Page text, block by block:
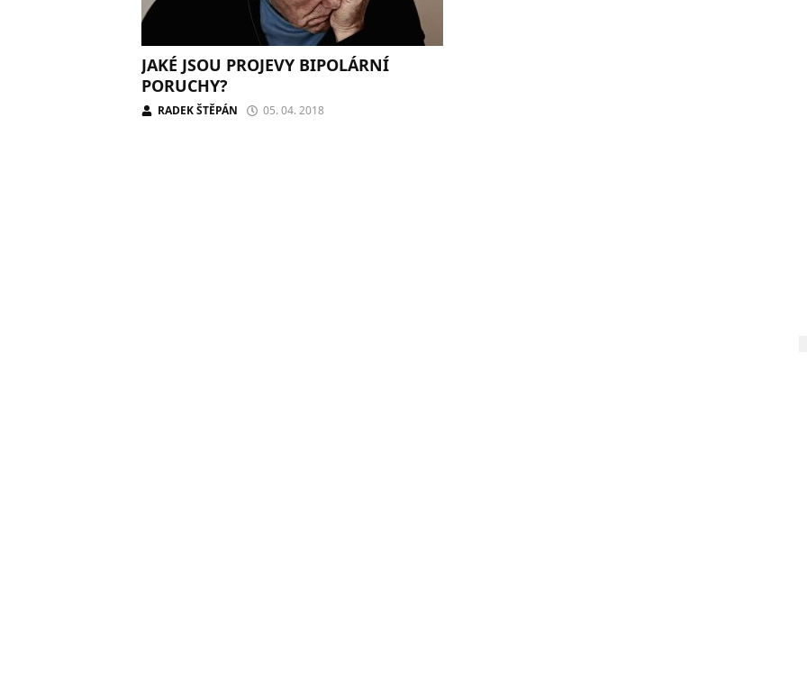
JAKÉ JSOU PROJEVY BIPOLÁRNÍ
PORUCHY?
RADEK ŠTĚPÁN 05. 04. 2018